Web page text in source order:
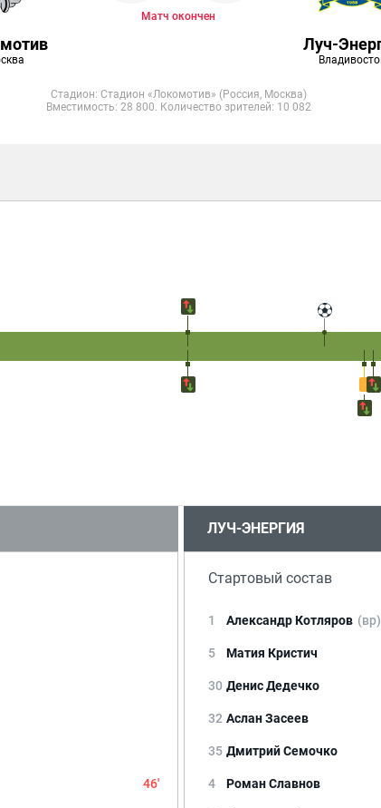
Матч окончен
Луч-
Стадион: Стадион «Локомотив» (Россия, Москва)
Вместимость: 28 800. Количество зрителей: 10 082
46'
ЛУЧ-ЭНЕРГИЯ
Стартовый состав
1 Александр Котляров (вр)
5 Матия Кристич
30 Денис Дедечко
32 Аслан Засеев
35 Дмитрий Семочко
4 Роман Славнов